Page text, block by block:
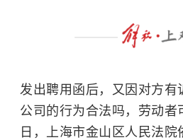
发出聘用函后，又因对方有
公司的行为合法吗，劳动者
日，上海市金山区人民法院